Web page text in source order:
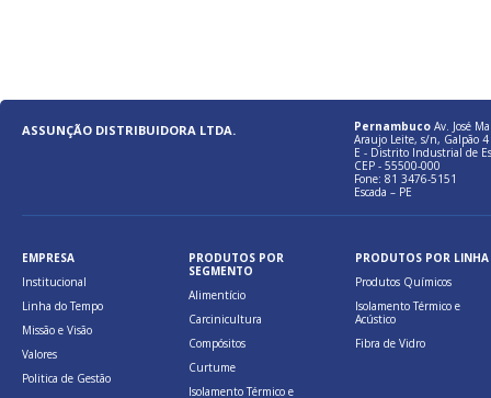
ASSUNÇÃO DISTRIBUIDORA LTDA. Pernambuco Av. José
Araujo Leite, s/n, Galpão 4
E - Distrito Industrial de
CEP - 55500-000
Fone: 81 3476-5151
Escada – PE
EMPRESA
Institucional
Linha do Tempo
Missão e Visão
Valores
Politica de Gestão
PRODUTOS POR
SEGMENTO
Alimentício
Carcinicultura
Compósitos
Curtume
Isolamento Térmico e
PRODUTOS POR LINHA
Produtos Químicos
Isolamento Térmico e
Acústico
Fibra de Vidro